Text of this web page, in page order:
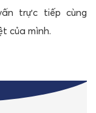
trực tiếp cùng
của mình.